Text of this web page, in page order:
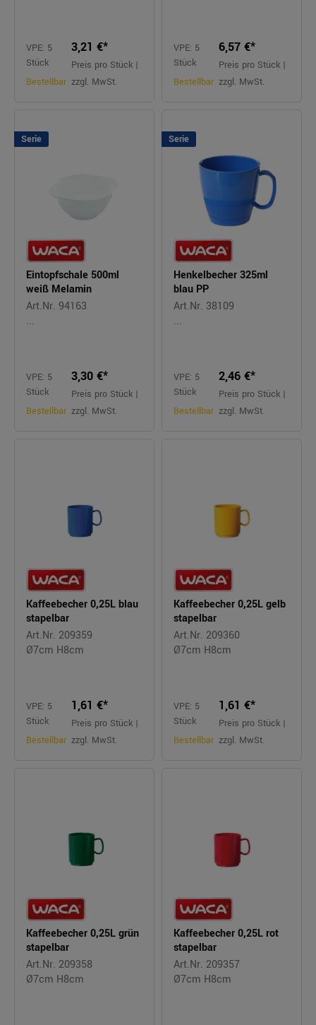
VPE: 5
Stück
Bestellbar
3,21 €*
Preis pro Stück |
zzgl. MwSt.
VPE: 5
Stück
Bestellbar
6,57 €*
Preis pro Stück |
zzgl. MwSt.
Serie
Eintopfschale 500ml
weiß Melamin
Art.Nr. 94163
...
VPE: 5
Stück
Bestellbar
3,30 €*
Preis pro Stück |
zzgl. MwSt.
Serie
Henkelbecher 325ml
blau PP
Art.Nr. 38109
...
VPE: 5
Stück
Bestellbar
2,46 €*
Preis pro Stück |
zzgl. MwSt.
Kaffeebecher 0,25L blau
stapelbar
Art.Nr. 209359
Ø7cm H8cm
VPE: 5
Stück
Bestellbar
1,61 €*
Preis pro Stück |
zzgl. MwSt.
Kaffeebecher 0,25L gelb
stapelbar
Art.Nr. 209360
Ø7cm H8cm
VPE: 5
Stück
Bestellbar
1,61 €*
Preis pro Stück |
zzgl. MwSt.
Kaffeebecher 0,25L grün
stapelbar
Art.Nr. 209358
Ø7cm H8cm
Kaffeebecher 0,25L rot
stapelbar
Art.Nr. 209357
Ø7cm H8cm